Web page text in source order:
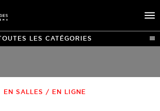
ÉVÉNEMENTS
LES CATÉGORIES
EN SALLES / EN LIGNE